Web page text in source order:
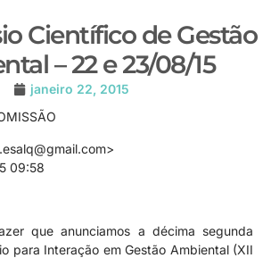
Científico de Gestão
– 22 e 23/08/15
janeiro 22, 2015
09:58
que anunciamos a décima segunda
para Interação em Gestão Ambiental (XII